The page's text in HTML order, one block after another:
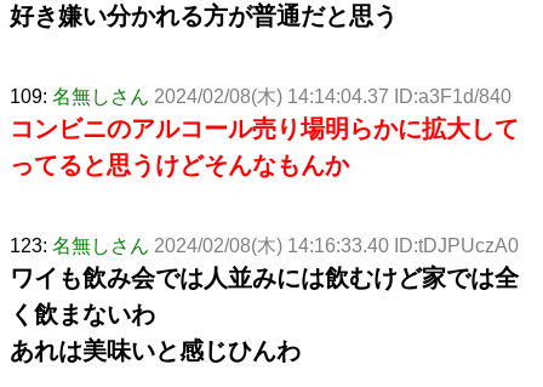
好き嫌い分かれる方が普通だと思う
109: 名無しさん 2024/02/08(木) 14:14:04.37 ID:a3F1d/840
コンビニのアルコール売り場明らかに拡大して
ってると思うけどそんなもんか
123: 名無しさん 2024/02/08(木) 14:16:33.40 ID:tDJPUczA0
ワイも飲み会では人並みには飲むけど家では全
く飲まないわ
あれは美味いと感じひんわ